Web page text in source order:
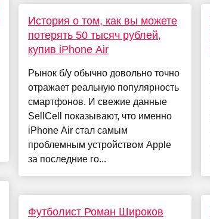
История о том, как вы можете
потерять 50 тысяч рублей,
купив iPhone Air
Рынок б/у обычно довольно точно
отражает реальную популярность
смартфонов. И свежие данные
SellCell показывают, что именно
iPhone Air стал самым
проблемным устройством Apple
за последние го...
Футболист Роман Широков